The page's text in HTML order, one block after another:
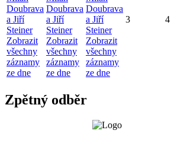
Doubrava
a Jiří
Steiner
Zobrazit
všechny
záznamy
ze dne
Doubrava
a Jiří
Steiner
Zobrazit
všechny
záznamy
ze dne
Doubrava
a Jiří
Steiner
Zobrazit
všechny
záznamy
ze dne
3 4
Zpětný odběr